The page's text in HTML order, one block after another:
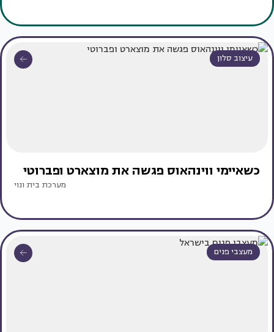
עיצוב סלון
כשאיימי ווינהאוס פגשה את מוצארט ופברוטי
מערכת בית ונוי
מעצבי פנים